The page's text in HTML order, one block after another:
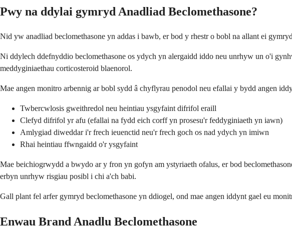
Pwy na ddylai gymryd Anadliad Beclomethasone?
Nid yw anadliad beclomethasone yn addas i bawb, er bod y rhestr o bobl na allant ei
Ni ddylech ddefnyddio beclomethasone os ydych yn alergaidd iddo neu unrhyw un o'i
meddyginiaethau corticosteroid blaenorol.
Mae angen monitro arbennig ar bobl sydd â chyflyrau penodol neu efallai y bydd angen
Twbercwlosis gweithredol neu heintiau ysgyfaint difrifol eraill
Clefyd difrifol yr afu (efallai na fydd eich corff yn prosesu'r feddyginiaeth yn iawn)
Amlygiad diweddar i'r frech ieuenctid neu'r frech goch os nad ydych yn imiwn
Rhai heintiau ffwngaidd o'r ysgyfaint
Mae beichiogrwydd a bwydo ar y fron yn gofyn am ystyriaeth ofalus, er bod
erbyn unrhyw risgiau posibl i chi a'ch babi.
Gall plant fel arfer gymryd beclomethasone yn ddiogel, ond mae angen iddynt gael eu
Enwau Brand Anadlu Beclomethasone